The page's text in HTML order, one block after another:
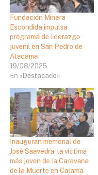
Fundación Minera
Escondida impulsa
programa de liderazgo
juvenil en San Pedro de
Atacama
19/08/2025
En «Destacado»
Inauguran memorial de
José Saavedra, la víctima
más joven de la Caravana
de la Muerte en Calama